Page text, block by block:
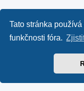
Tato stránka
funkčnosti fóra.